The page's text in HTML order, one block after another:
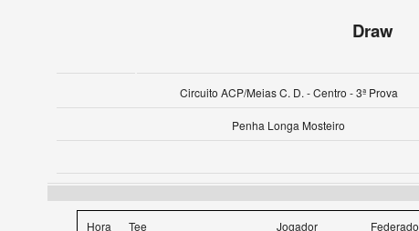
Draw
Circuito ACP/Meias C. D. - Centro - 3ª Prova
Penha Longa Mosteiro
Hora Tee Jogador Federado